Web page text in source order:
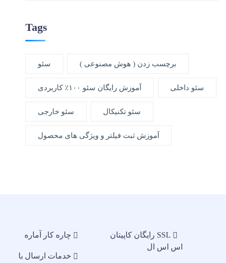
Tags
سئو برچسب زدن ( هوش مصنوعی )
آموزش رایگان سئو ۱۰۰٪ کاربردی سئو داخلی
سئو خارجی سئو تکنیکال
آموزش ثبت فیلتر و ویژگی های محصول
SSL رایگان کاپیتان
اس اس ال
چاره کار آماره
خدمات ارسال با